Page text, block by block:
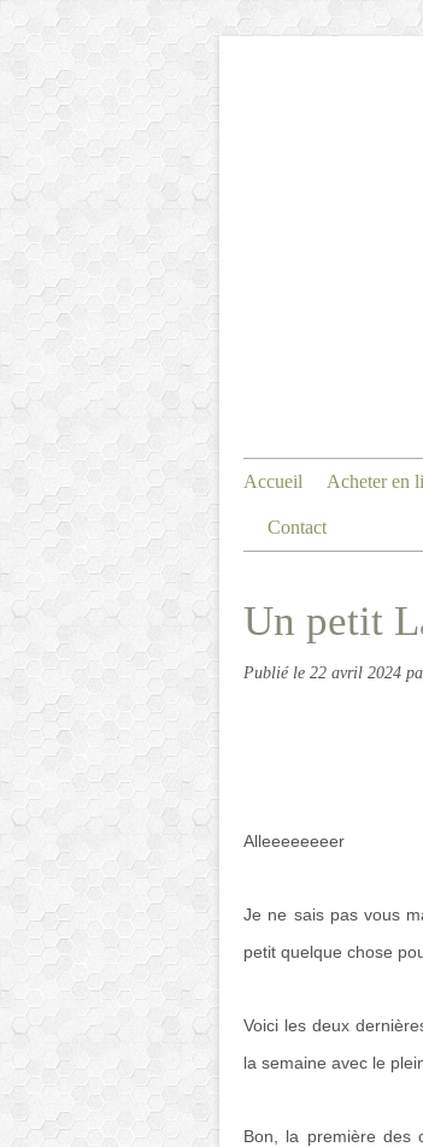
Accueil Acheter en
Contact
Un petit
Publié le 22 avril 2024
Alleeeeeeeer
Je ne sais pas vous
petit quelque chose
Voici les deux
la semaine avec le
Bon, la première des